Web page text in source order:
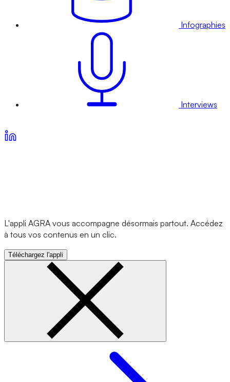
Infographies
Interviews
L'appli AGRA vous accompagne désormais partout. Accédez
à tous vos contenus en un clic.
Téléchargez l'appli